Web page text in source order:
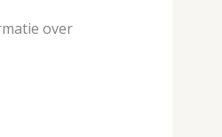
over